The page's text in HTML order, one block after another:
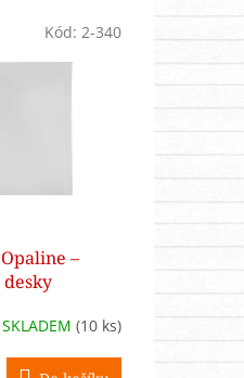
–
SKLADEM (10 ks)
Kód: 2-340